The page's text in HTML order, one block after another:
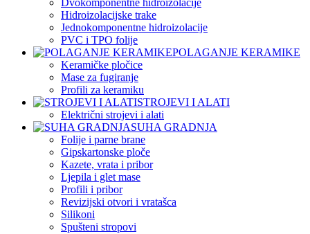
Dvokomponentne hidroizolacije
Hidroizolacijske trake
Jednokomponentne hidroizolacije
PVC i TPO folije
POLAGANJE KERAMIKE
Keramičke pločice
Mase za fugiranje
Profili za keramiku
STROJEVI I ALATI
Električni strojevi i alati
SUHA GRADNJA
Folije i parne brane
Gipskartonske ploče
Kazete, vrata i pribor
Ljepila i glet mase
Profili i pribor
Revizijski otvori i vratašca
Silikoni
Spušteni stropovi